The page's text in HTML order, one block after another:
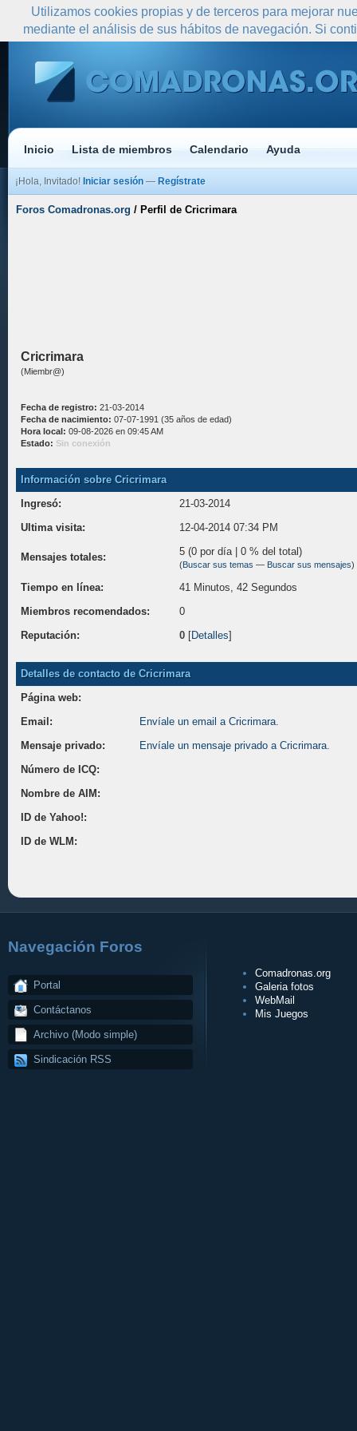
Inicio Lista de miembros Calendario Ayuda
¡Hola, Invitado! Iniciar sesión — Regístrate
Foros Comadronas.org / Perfil de Cricrimara
Cricrimara
(Miembr@)
Fecha de registro: 21-03-2014
Fecha de nacimiento: 07-07-1991 (35 años de edad)
Hora local: 09-08-2026 en 09:45 AM
Estado: Sin conexión
Información sobre Cricrimara
Ingresó:
21-03-2014
Ultima visita:
12-04-2014 07:34 PM
Mensajes totales: 5 (0 por día | 0 % del total)
(Buscar sus temas — Buscar sus mensajes)
Tiempo en línea:
41 Minutos, 42 Segundos
Miembros recomendados:
0
Reputación:
0 [Detalles]
Detalles de contacto de Cricrimara
Página web:
Email:
Envíale un email a Cricrimara.
Mensaje privado:
Envíale un mensaje privado a Cricrimara.
Número de ICQ:
Nombre de AIM:
ID de Yahoo!:
ID de WLM:
Navegación Foros
Portal
Contáctanos
Archivo (Modo simple)
Sindicación RSS
Comadronas.org
Galeria fotos
WebMail
Mis Juegos
Utilizamos cookies propias y de terceros para mejorar
mediante el análisis de sus hábitos de navegación. Si